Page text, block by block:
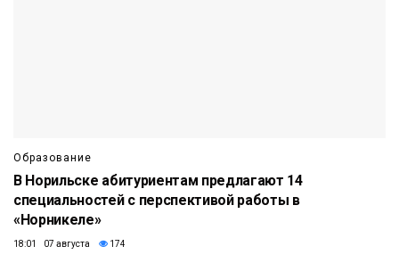
Образование
В Норильске абитуриентам предлагают 14
специальностей с перспективой работы в
«Норникеле»
18:01 07 августа 174